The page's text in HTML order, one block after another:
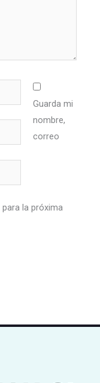
Guarda mi
nombre,
correo
la próxima